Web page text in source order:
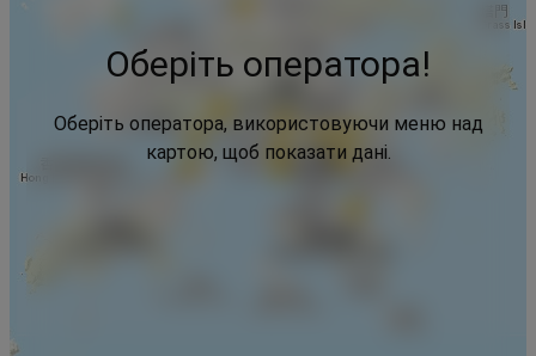
Оберіть оператора!
Оберіть оператора, використовуючи меню над
картою, щоб показати дані.